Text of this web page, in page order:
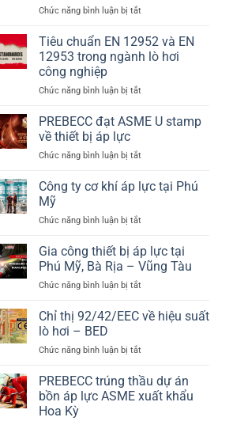
đổi
Giải
năng
lượng
sinh
hiệu
cao
Chức năng bình luận bị tắtở
thống
bồn
chứa
theo
2014/68/EU
13445
Tiêu chuẩn EN 12952 và EN
12953 trong ngành lò hơi
công nghiệp
Chức năng bình luận bị tắtở
chuẩn
và
12953
lò
công
nghiệp
PREBECC đạt ASME U stamp
về thiết bị áp lực
Chức năng bình luận bị tắtở
đạt
ASME
stamp
thiết
bị
lực
Công ty cơ khí áp lực tại Phú
Mỹ
Chức năng bình luận bị tắtở
cơ
khí
áp
tại
Gia công thiết bị áp lực tại
Phú Mỹ, Bà Rịa – Vũng Tàu
Chức năng bình luận bị tắtở
công
áp
tại
Phú
Chỉ thị 92/42/EEC về hiệu suất
lò hơi – BED
Chức năng bình luận bị tắtở
thị
92/42/EEC
về
PREBECC trúng thầu dự án
bồn áp lực ASME xuất khẩu
Hoa Kỳ